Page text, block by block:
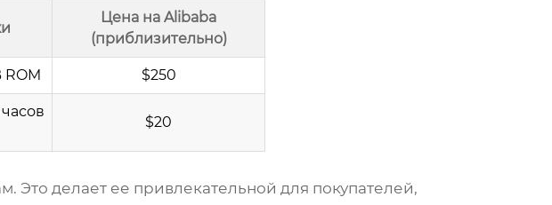
Цена на Alibaba
(приблизительно)
ROM $250
$20
делает ее привлекательной для покупателей,